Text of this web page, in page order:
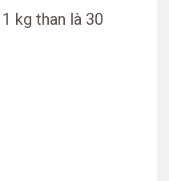
kg than là 30